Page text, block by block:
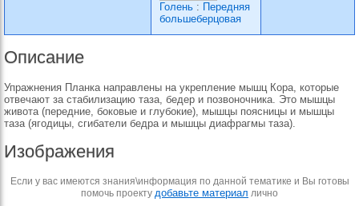
Голень : Передняя
большеберцовая
Описание
Упражнения Планка направлены на укрепление мышц Кора, которые
отвечают за стабилизацию таза, бедер и позвоночника. Это мышцы
живота (передние, боковые и глубокие), мышцы поясницы и мышцы
таза (ягодицы, сгибатели бедра и мышцы диафрагмы таза).
Изображения
Если у вас имеются знания\информация по данной тематике и Вы готовы
помочь проекту добавьте материал лично